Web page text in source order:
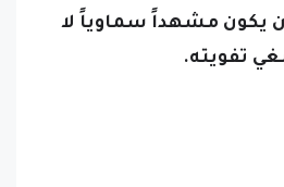
يكون مشهداً سماوياً لا
تفويته.